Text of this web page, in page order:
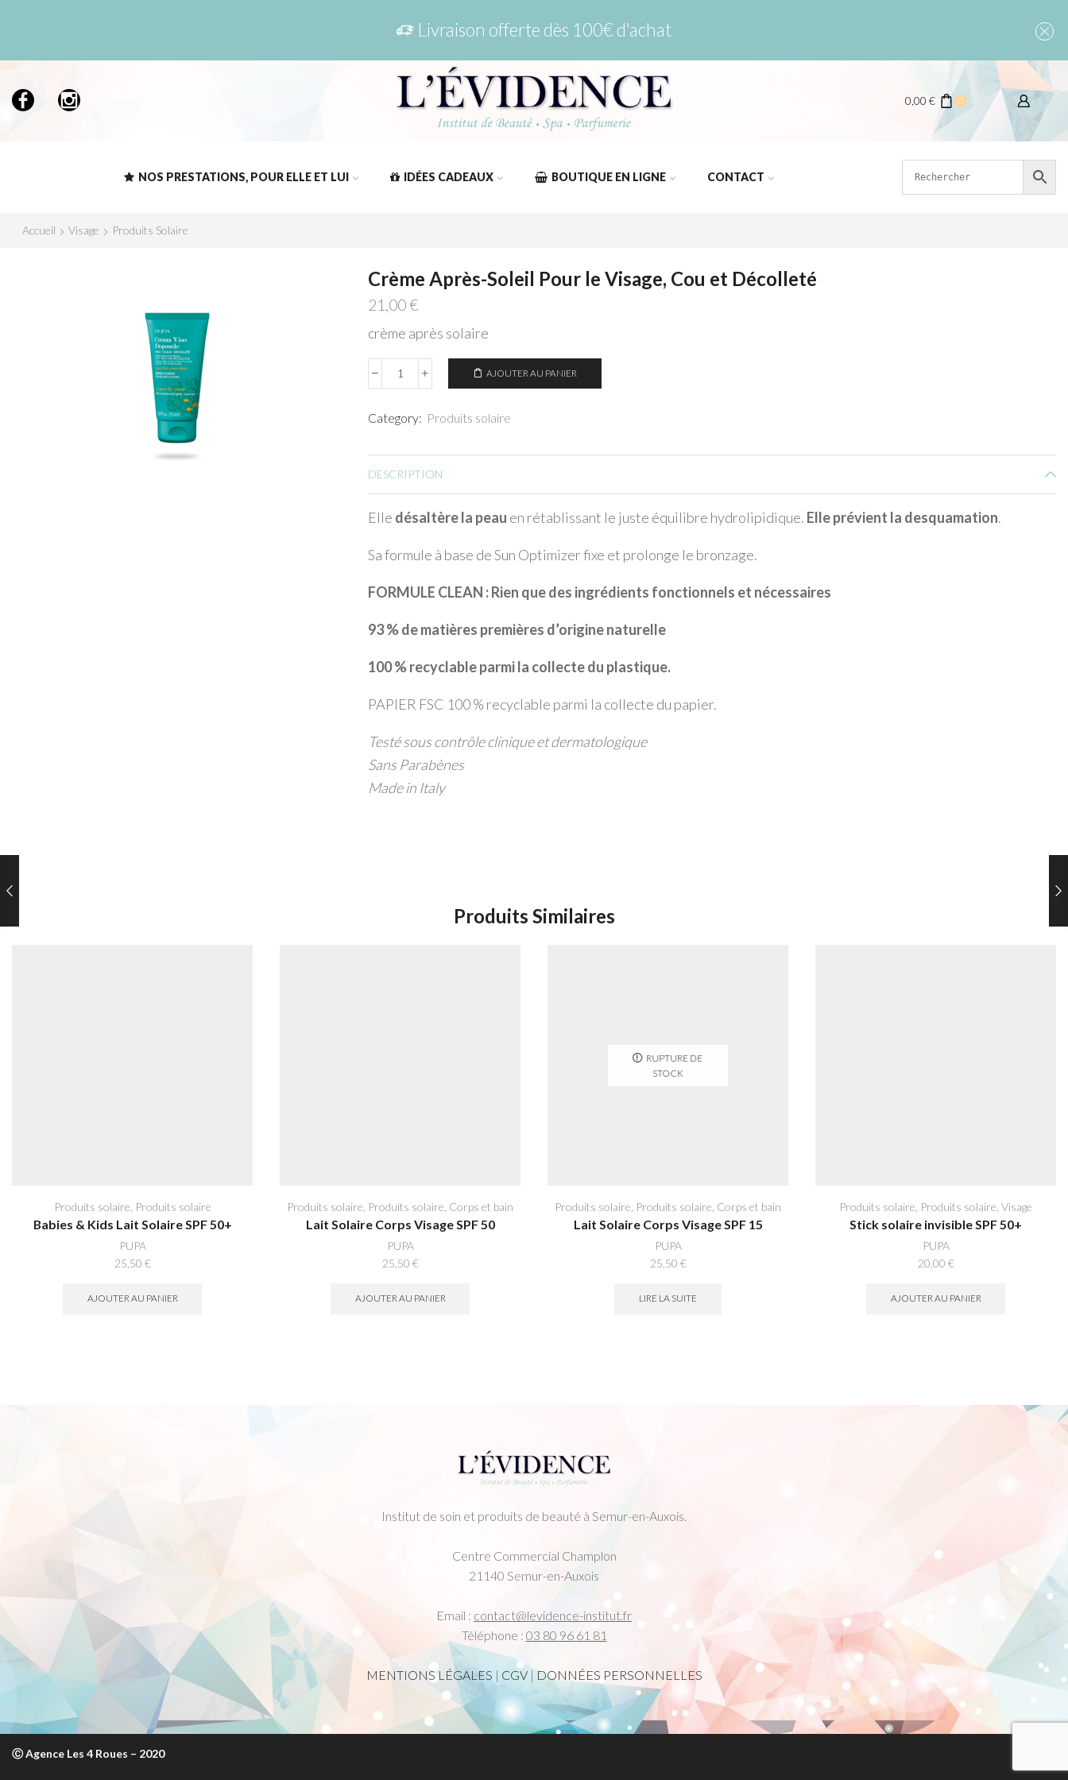
Livraison offerte dès 100€ d'achat
0,00 € 0
NOS PRESTATIONS, POUR ELLE ET LUI IDÉES CADEAUX BOUTIQUE EN LIGNE CONTACT
Accueil Visage Produits Solaire
Crème Après-Soleil Pour le Visage, Cou et Décolleté
21,00€
crème après solaire
quantité
Crème
Après-
Pour
le
Visage,
et
AJOUTER AU PANIER
Category: Produits solaire
DESCRIPTION
Elle désaltère la peau en rétablissant le juste équilibre hydrolipidique. Elle prévient la desquamation.
Sa formule à base de Sun Optimizer fixe et prolonge le bronzage.
FORMULE CLEAN : Rien que des ingrédients fonctionnels et nécessaires
93 % de matières premières d’origine naturelle
100 % recyclable parmi la collecte du plastique.
PAPIER FSC 100 % recyclable parmi la collecte du papier.
Testé sous contrôle clinique et dermatologique
Sans Parabènes
Made in Italy
Produits Similaires
Produits solaire Produits solaire
Babies & Kids Lait Solaire SPF 50+
PUPA
25,50 €
AJOUTER AU PANIER
Produits solaire Produits solaire Corps et bain
Lait Solaire Corps Visage SPF 50
PUPA
25,50 €
AJOUTER AU PANIER
RUPTURE DE
STOCK
Produits solaire Produits solaire Corps et bain
Lait Solaire Corps Visage SPF 15
PUPA
25,50 €
LIRE LA SUITE
Produits solaire Produits solaire Visage
Stick solaire invisible SPF 50+
PUPA
20,00 €
AJOUTER AU PANIER
Institut de soin et produits de beauté à Semur-en-Auxois.
Centre Commercial Champlon
21140 Semur-en-Auxois
Email : contact@levidence-institut.fr
Téléphone : 03 80 96 61 81
MENTIONS LÉGALES | CGV| DONNÉES PERSONNELLES
Ⓒ Agence Les 4 Roues – 2020